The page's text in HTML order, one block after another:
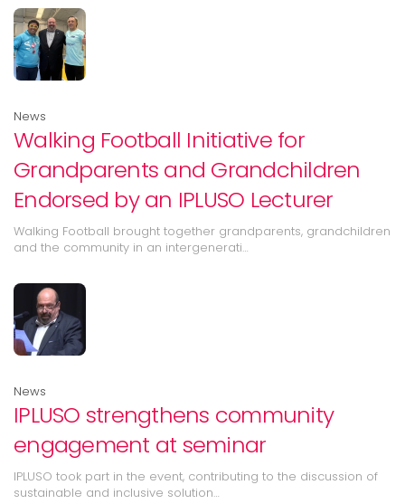
News
Walking Football Initiative for
Grandparents and Grandchildren
Endorsed by an IPLUSO Lecturer
Walking Football brought together grandparents, grandchildren
and the community in an intergenerati…
News
IPLUSO strengthens community
engagement at seminar
IPLUSO took part in the event, contributing to the discussion of
sustainable and inclusive solution…